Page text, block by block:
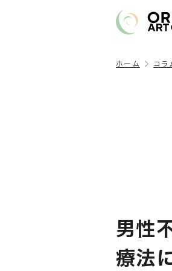
ホーム コラ
男性
療法